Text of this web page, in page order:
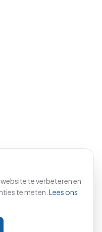
te verbeteren en
te meten. Lees ons